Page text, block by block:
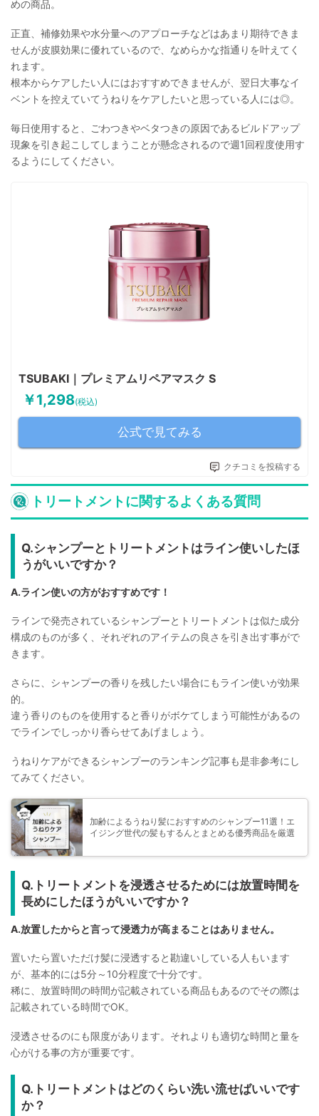
めの商品。
正直、補修効果や水分量へのアプローチなどはあまり期待できま
せんが皮膜効果に優れているので、なめらかな指通りを叶えてく
れます。
根本からケアしたい人にはおすすめできませんが、翌日大事なイ
ベントを控えていてうねりをケアしたいと思っている人には◎。
毎日使用すると、ごわつきやベタつきの原因であるビルドアップ
現象を引き起こしてしまうことが懸念されるので週1回程度使用す
るようにしてください。
TSUBAKI｜プレミアムリペアマスク S
￥1,298(税込)
公式で見てみる
クチコミを投稿する
トリートメントに関するよくある質問
Q.シャンプーとトリートメントはライン使いしたほ
うがいいですか？
A.ライン使いの方がおすすめです！
ラインで発売されているシャンプーとトリートメントは似た成分
構成のものが多く、それぞれのアイテムの良さを引き出す事がで
きます。
さらに、シャンプーの香りを残したい場合にもライン使いが効果
的。
違う香りのものを使用すると香りがボケてしまう可能性があるの
でラインでしっかり香らせてあげましょう。
うねりケアができるシャンプーのランキング記事も是非参考にし
てみてください。
加齢によるうねり髪におすすめのシャンプー11選！エ
イジング世代の髪もするんとまとめる優秀商品を厳選
Q.トリートメントを浸透させるためには放置時間を
長めにしたほうがいいですか？
A.放置したからと言って浸透力が高まることはありません。
置いたら置いただけ髪に浸透すると勘違いしている人もいます
が、基本的には5分～10分程度で十分です。
稀に、放置時間の時間が記載されている商品もあるのでその際は
記載されている時間でOK。
浸透させるのにも限度があります。それよりも適切な時間と量を
心がける事の方が重要です。
Q.トリートメントはどのくらい洗い流せばいいです
か？